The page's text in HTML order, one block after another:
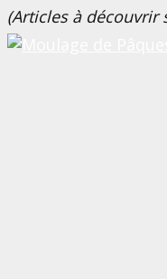
(Articles à découvrir